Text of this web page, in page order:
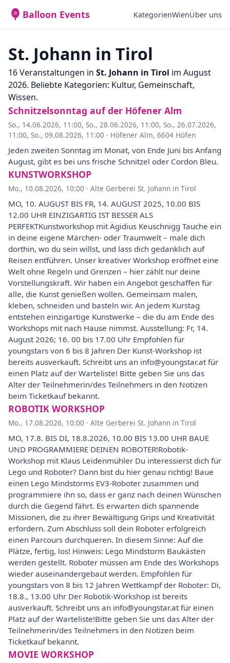
Balloon Events KategorienWienÜber uns
St. Johann in Tirol
16 Veranstaltungen in St. Johann in Tirol im August
2026. Beliebte Kategorien: Kultur, Gemeinschaft,
Wissen.
Schnitzelsonntag auf der Höfener Alm
So., 14.06.2026, 11:00, So., 28.06.2026, 11:00, So., 26.07.2026,
11:00, So., 09.08.2026, 11:00 · Höfener Alm, 6604 Höfen
Jeden zweiten Sonntag im Monat, von Ende Juni bis Anfang
August, gibt es bei uns frische Schnitzel oder Cordon Bleu.
KUNSTWORKSHOP
Mo., 10.08.2026, 10:00 · Alte Gerberei St. Johann in Tirol
MO, 10. AUGUST BIS FR, 14. AUGUST 2025, 10.00 BIS
12.00 UHR EINZIGARTIG IST BESSER ALS
PERFEKTKunstworkshop mit Ägidius Keuschnigg Tauche ein
in deine eigene Märchen- oder Traumwelt – male dich
dorthin, wo du sein willst, und lass dich gedanklich auf
Reisen entführen. Unser kreativer Workshop eröffnet eine
Welt ohne Regeln und Grenzen – hier zählt nur deine
Vorstellungskraft. Wir haben ein Angebot geschaffen für
alle, die Kunst genießen wollen. Gemeinsam malen,
kleben, schneiden und basteln wir. An jedem Kurstag
entstehen einzigartige Kunstwerke – die du am Ende des
Workshops mit nach Hause nimmst. Ausstellung: Fr, 14.
August 2026; 16. 00 bis 17.00 Uhr Empfohlen für
youngstars von 6 bis 8 Jahren Der Kunst-Workshop ist
bereits ausverkauft. Schreibt uns an info@youngstar.at für
einen Platz auf der Warteliste! Bitte geben Sie uns das
Alter der Teilnehmerin/des Teilnehmers in den Notizen
beim Ticketkauf bekannt.
ROBOTIK WORKSHOP
Mo., 17.08.2026, 10:00 · Alte Gerberei St. Johann in Tirol
MO, 17.8. BIS DI, 18.8.2026, 10.00 BIS 13.00 UHR BAUE
UND PROGRAMMIERE DEINEN ROBOTER!Robotik-
Workshop mit Klaus Leidenmühler Du interessierst dich für
Lego und Roboter? Dann bist du hier genau richtig! Baue
einen Lego Mindstorms EV3-Roboter zusammen und
programmiere ihn so, dass er ganz nach deinen Wünschen
durch die Gegend fährt. Es erwarten dich spannende
Missionen, die zu ihrer Bewältigung Grips und Kreativität
erfordern. Zum Abschluss soll dein Roboter erfolgreich
einen Parcours durchqueren. In diesem Sinne: Auf die
Plätze, fertig, los! Hinweis: Lego Mindstorm Baukästen
werden gestellt. Roboter müssen am Ende des Workshops
wieder auseinandergebaut werden. Empfohlen für
youngstars von 8 bis 12 Jahren Wettkampf der Roboter: Di,
18.8., 13.00 Uhr Der Robotik-Workshop ist bereits
ausverkauft. Schreibt uns an info@youngstar.at für einen
Platz auf der Warteliste!Bitte geben Sie uns das Alter der
Teilnehmerin/des Teilnehmers in den Notizen beim
Ticketkauf bekannt.
MOVIE WORKSHOP